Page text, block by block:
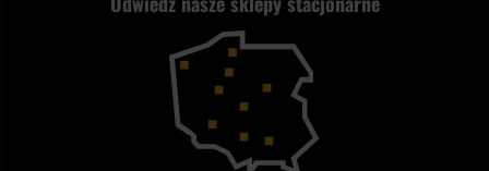
Reklamacje i gwarancja
Kupony i kody rabatowe
Plecak ewakuacyjny preppersa